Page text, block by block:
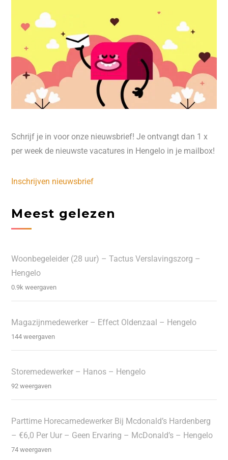
Schrijf je in voor onze nieuwsbrief! Je ontvangt dan 1 x
per week de nieuwste vacatures in Hengelo in je mailbox!
Inschrijven nieuwsbrief
Meest gelezen
Woonbegeleider (28 uur) – Tactus Verslavingszorg –
Hengelo
0.9k weergaven
Magazijnmedewerker – Effect Oldenzaal – Hengelo
144 weergaven
Storemedewerker – Hanos – Hengelo
92 weergaven
Parttime Horecamedewerker Bij Mcdonald’s Hardenberg
– €6,0 Per Uur – Geen Ervaring – McDonald’s – Hengelo
74 weergaven